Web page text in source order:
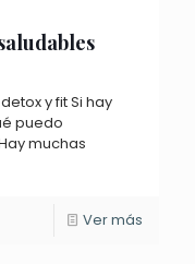
y fit Si hay
puedo
muchas
Ver más